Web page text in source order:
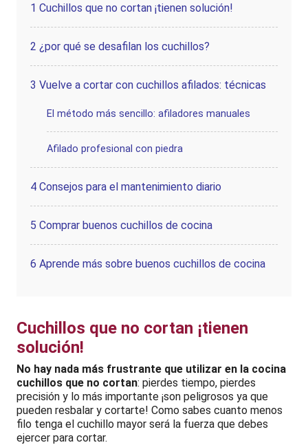
1 Cuchillos que no cortan ¡tienen solución!
2 ¿por qué se desafilan los cuchillos?
3 Vuelve a cortar con cuchillos afilados: técnicas
El método más sencillo: afiladores manuales
Afilado profesional con piedra
4 Consejos para el mantenimiento diario
5 Comprar buenos cuchillos de cocina
6 Aprende más sobre buenos cuchillos de cocina
Cuchillos que no cortan ¡tienen
solución!
No hay nada más frustrante que utilizar en la cocina
cuchillos que no cortan: pierdes tiempo, pierdes
precisión y lo más importante ¡son peligrosos ya que
pueden resbalar y cortarte! Como sabes cuanto menos
filo tenga el cuchillo mayor será la fuerza que debes
ejercer para cortar.